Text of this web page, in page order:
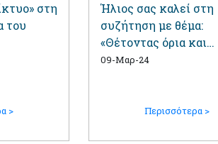
στη
του
>
Ήλιος σας καλεί στη
συζήτηση με θέμα:
«Θέτοντας όρια και
διευκολύνοντας την
09-Μαρ-24
Περισσότερα >